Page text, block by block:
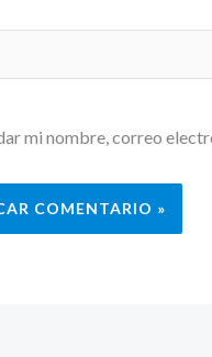
mi nombre, correo